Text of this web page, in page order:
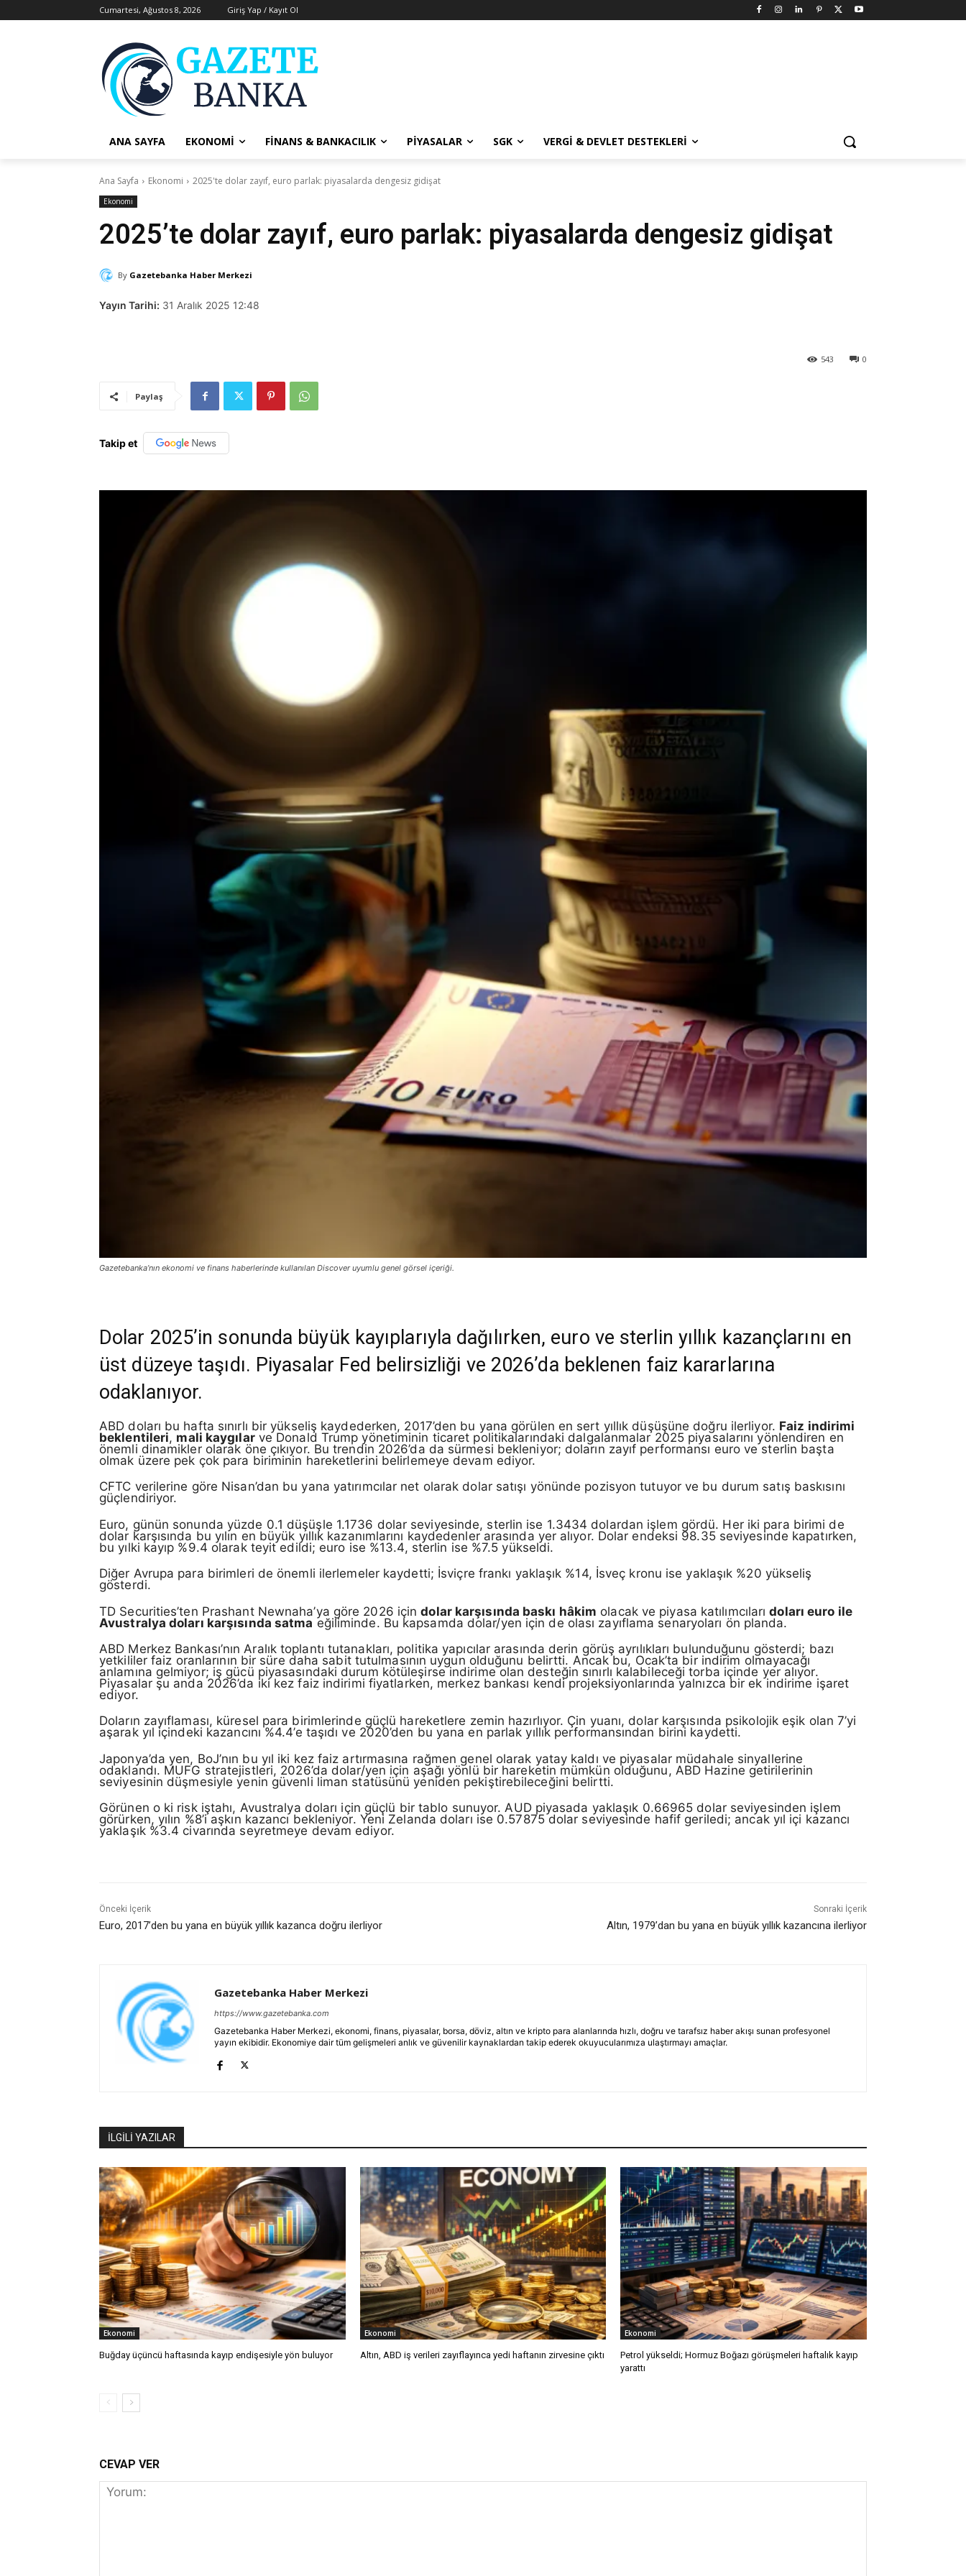
Cumartesi, Ağustos 8, 2026 Giriş Yap / Kayıt Ol
ANA SAYFA EKONOMI FINANS & BANKACILIK PIYASALAR SGK VERGI & DEVLET DESTEKLERI
Ana Sayfa Ekonomi 2025'te dolar zayıf, euro parlak: piyasalarda dengesiz gidişat
Ekonomi
2025’te dolar zayıf, euro parlak: piyasalarda dengesiz gidişat
By Gazetebanka Haber Merkezi
Yayın Tarihi: 31 Aralık 2025 12:48
0
543
Paylaş
Takip et
Gazetebanka’nın ekonomi ve finans haberlerinde kullanılan Discover uyumlu genel görsel içeriği.
Dolar 2025’in sonunda büyük kayıplarıyla dağılırken, euro ve sterlin yıllık kazançlarını en
üst düzeye taşıdı. Piyasalar Fed belirsizliği ve 2026’da beklenen faiz kararlarına
odaklanıyor.
ABD doları bu hafta sınırlı bir yükseliş kaydederken, 2017’den bu yana görülen en sert yıllık düşüşüne doğru ilerliyor. Faiz indirimi
beklentileri, mali kaygılarve Donald Trump yönetiminin ticaret politikalarındaki dalgalanmalar 2025 piyasalarını yönlendiren en
önemli dinamikler olarak öne çıkıyor. Bu trendin 2026’da da sürmesi bekleniyor; doların zayıf performansı euro ve sterlin başta
olmak üzere pek çok para biriminin hareketlerini belirlemeye devam ediyor.
CFTC verilerine göre Nisan’dan bu yana yatırımcılar net olarak dolar satışı yönünde pozisyon tutuyor ve bu durum satış baskısını
güçlendiriyor.
Euro, günün sonunda yüzde 0.1 düşüşle 1.1736 dolar seviyesinde, sterlin ise 1.3434 dolardan işlem gördü. Her iki para birimi de
dolar karşısında bu yılın en büyük yıllık kazanımlarını kaydedenler arasında yer alıyor. Dolar endeksi 98.35 seviyesinde kapatırken,
bu yılki kayıp %9.4 olarak teyit edildi; euro ise %13.4, sterlin ise %7.5 yükseldi.
Diğer Avrupa para birimleri de önemli ilerlemeler kaydetti; İsviçre frankı yaklaşık %14, İsveç kronu ise yaklaşık %20 yükseliş
gösterdi.
TD Securities’ten Prashant Newnaha’ya göre 2026 içindolar karşısında baskı hâkim olacak ve piyasa katılımcılarıdoları euro ile
Avustralya doları karşısında satma eğiliminde. Bu kapsamda dolar/yen için de olası zayıflama senaryoları ön planda.
ABD Merkez Bankası’nın Aralık toplantı tutanakları, politika yapıcılar arasında derin görüş ayrılıkları bulunduğunu gösterdi; bazı
yetkililer faiz oranlarının bir süre daha sabit tutulmasının uygun olduğunu belirtti. Ancak bu, Ocak’ta bir indirim olmayacağı
anlamına gelmiyor; iş gücü piyasasındaki durum kötüleşirse indirime olan desteğin sınırlı kalabileceği torba içinde yer alıyor.
Piyasalar şu anda 2026’da iki kez faiz indirimi fiyatlarken, merkez bankası kendi projeksiyonlarında yalnızca bir ek indirime işaret
ediyor.
Doların zayıflaması, küresel para birimlerinde güçlü hareketlere zemin hazırlıyor. Çin yuanı, dolar karşısında psikolojik eşik olan 7’yi
aşarak yıl içindeki kazancını %4.4’e taşıdı ve 2020’den bu yana en parlak yıllık performansından birini kaydetti.
Japonya’da yen, BoJ’nın bu yıl iki kez faiz artırmasına rağmen genel olarak yatay kaldı ve piyasalar müdahale sinyallerine
odaklandı. MUFG stratejistleri, 2026’da dolar/yen için aşağı yönlü bir hareketin mümkün olduğunu, ABD Hazine getirilerinin
seviyesinin düşmesiyle yenin güvenli liman statüsünü yeniden pekiştirebileceğini belirtti.
Görünen o ki risk iştahı, Avustralya doları için güçlü bir tablo sunuyor. AUD piyasada yaklaşık 0.66965 dolar seviyesinden işlem
görürken, yılın %8’i aşkın kazancı bekleniyor. Yeni Zelanda doları ise 0.57875 dolar seviyesinde hafif geriledi; ancak yıl içi kazancı
yaklaşık %3.4 civarında seyretmeye devam ediyor.
Önceki İçerik
Euro, 2017’den bu yana en büyük yıllık kazanca doğru ilerliyor
Sonraki İçerik
Altın, 1979’dan bu yana en büyük yıllık kazancına ilerliyor
Gazetebanka Haber Merkezi
https://www.gazetebanka.com
Gazetebanka Haber Merkezi, ekonomi, finans, piyasalar, borsa, döviz, altın ve kripto para alanlarında hızlı, doğru ve tarafsız haber akışı sunan profesyonel
yayın ekibidir. Ekonomiye dair tüm gelişmeleri anlık ve güvenilir kaynaklardan takip ederek okuyucularımıza ulaştırmayı amaçlar.
İLGİLİ YAZILAR
Ekonomi
Buğday üçüncü haftasında kayıp endişesiyle yön buluyor
Ekonomi
Altın, ABD iş verileri zayıflayınca yedi haftanın zirvesine çıktı
Ekonomi
Petrol yükseldi; Hormuz Boğazı görüşmeleri haftalık kayıp
yarattı
CEVAP VER